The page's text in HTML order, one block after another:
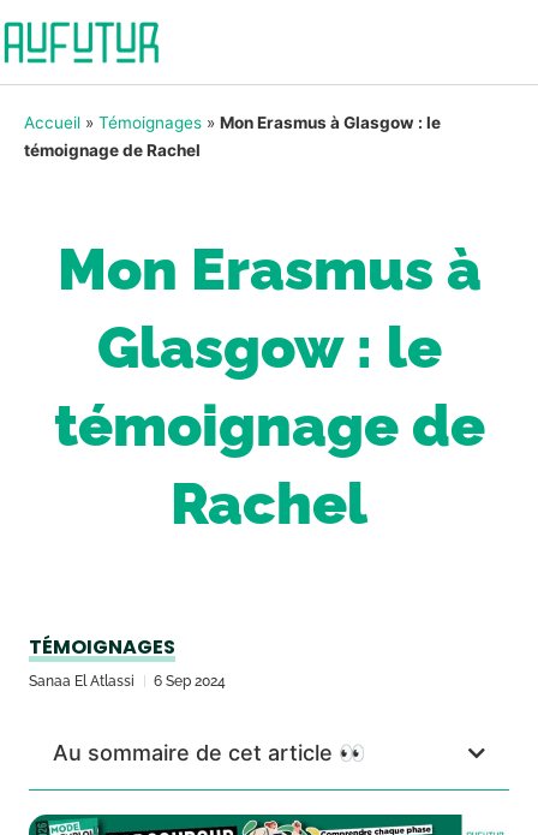
Accueil » Témoignages » Mon Erasmus à Glasgow : le
témoignage de Rachel
Mon Erasmus à
Glasgow : le
témoignage de
Rachel
TÉMOIGNAGES
Sanaa El Atlassi 6 Sep 2024
Au sommaire de cet article 👀